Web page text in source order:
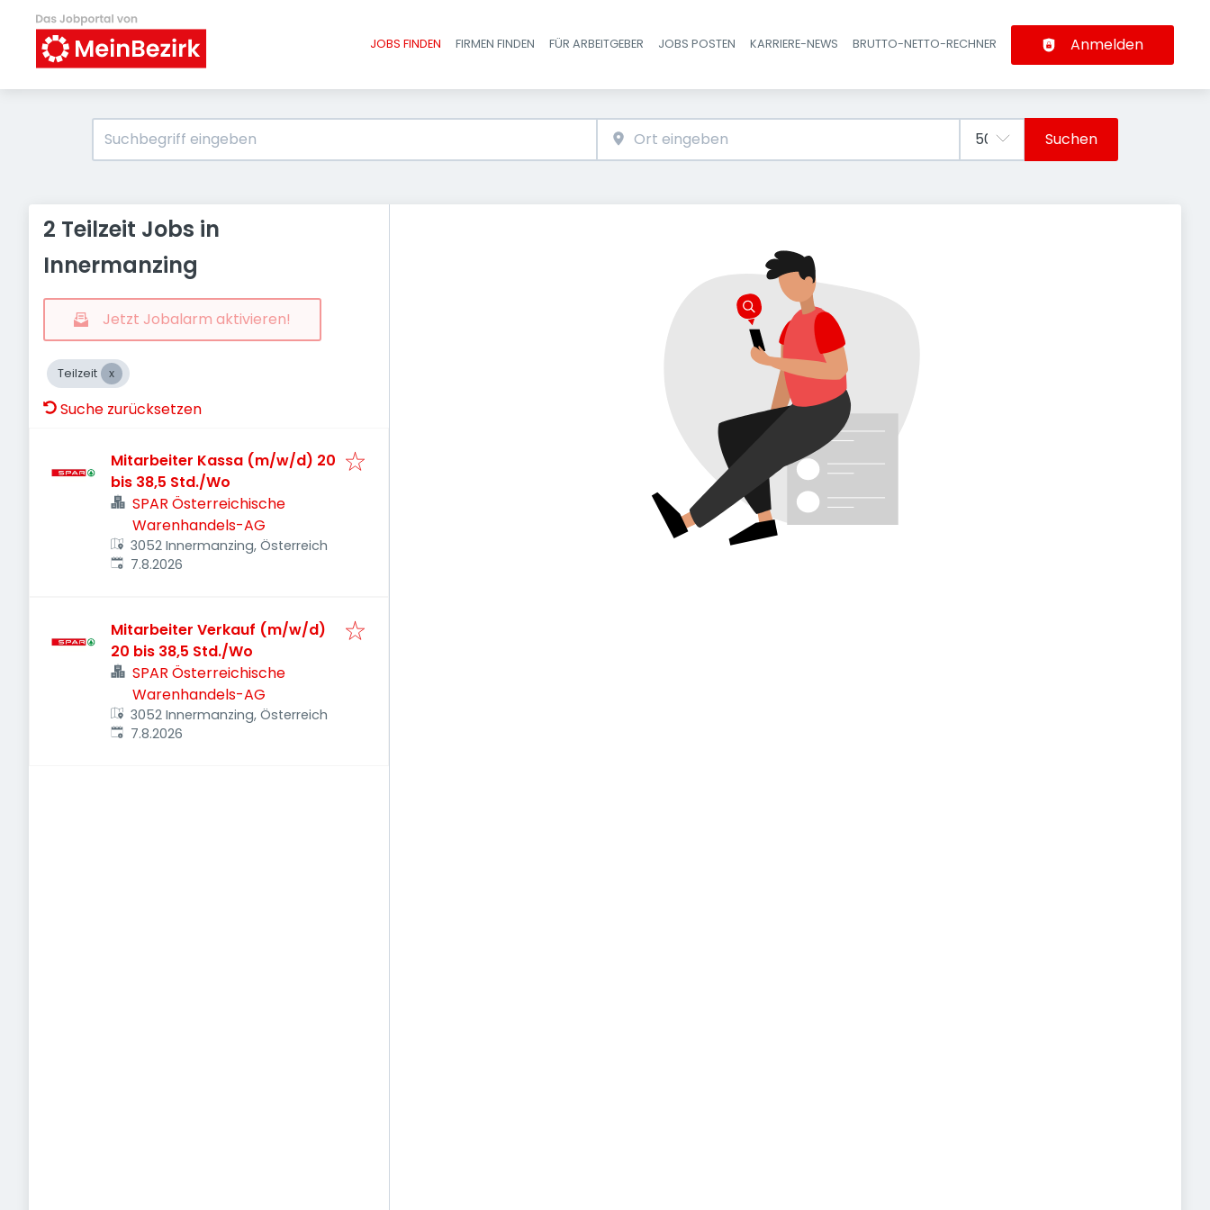
Haupt-Navigation
JOBS FINDEN FIRMEN FINDEN FÜR ARBEITGEBER JOBS POSTEN KARRIERE-NEWS BRUTTO-NETTO-RECHNER Anmelden
Suchen
2 Teilzeit Jobs in
Innermanzing
Jetzt Jobalarm aktivieren!
Teilzeit
Suche zurücksetzen
Mitarbeiter Kassa (m/w/d) 20
bis 38,5 Std./Wo
SPAR Österreichische
Warenhandels-AG
3052 Innermanzing, Österreich
Veröffentlicht
7.8.2026
Mitarbeiter Verkauf (m/w/d)
20 bis 38,5 Std./Wo
SPAR Österreichische
Warenhandels-AG
3052 Innermanzing, Österreich
Veröffentlicht
7.8.2026